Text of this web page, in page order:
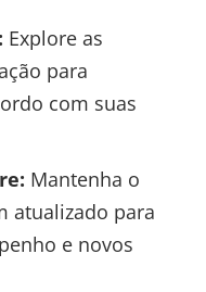
Explore as
para
com suas
Mantenha o
atualizado para
e novos